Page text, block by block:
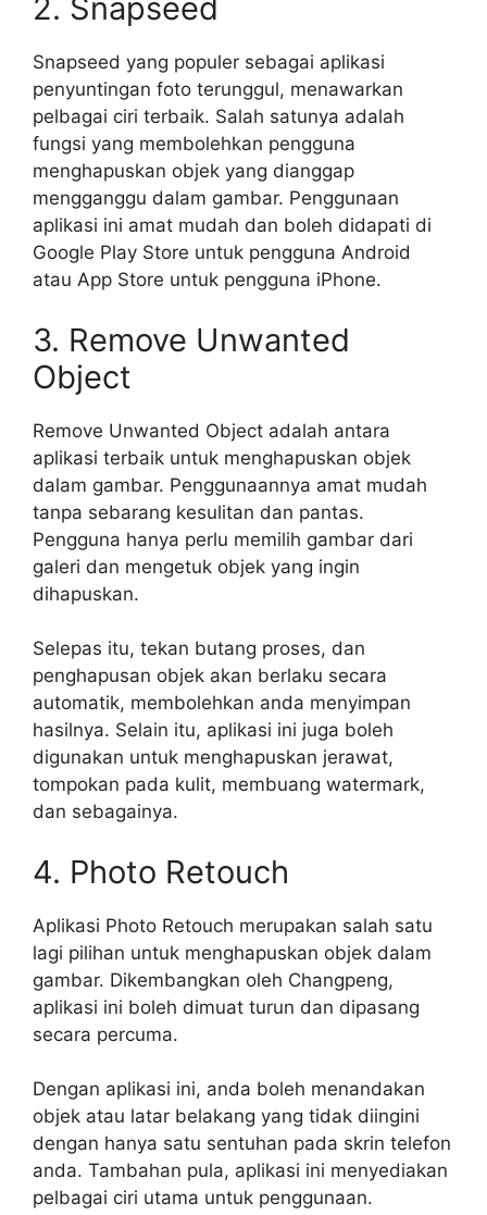
2. Snapseed
Snapseed yang populer sebagai aplikasi
penyuntingan foto terunggul, menawarkan
pelbagai ciri terbaik. Salah satunya adalah
fungsi yang membolehkan pengguna
menghapuskan objek yang dianggap
mengganggu dalam gambar. Penggunaan
aplikasi ini amat mudah dan boleh didapati di
Google Play Store untuk pengguna Android
atau App Store untuk pengguna iPhone.
3. Remove Unwanted
Object
Remove Unwanted Object adalah antara
aplikasi terbaik untuk menghapuskan objek
dalam gambar. Penggunaannya amat mudah
tanpa sebarang kesulitan dan pantas.
Pengguna hanya perlu memilih gambar dari
galeri dan mengetuk objek yang ingin
dihapuskan.
Selepas itu, tekan butang proses, dan
penghapusan objek akan berlaku secara
automatik, membolehkan anda menyimpan
hasilnya. Selain itu, aplikasi ini juga boleh
digunakan untuk menghapuskan jerawat,
tompokan pada kulit, membuang watermark,
dan sebagainya.
4. Photo Retouch
Aplikasi Photo Retouch merupakan salah satu
lagi pilihan untuk menghapuskan objek dalam
gambar. Dikembangkan oleh Changpeng,
aplikasi ini boleh dimuat turun dan dipasang
secara percuma.
Dengan aplikasi ini, anda boleh menandakan
objek atau latar belakang yang tidak diingini
dengan hanya satu sentuhan pada skrin telefon
anda. Tambahan pula, aplikasi ini menyediakan
pelbagai ciri utama untuk penggunaan.